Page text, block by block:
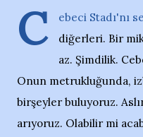
C
ebeci Stadı'nı
diğerleri. Bir
az. Şimdilik.
Onun metrukluğunda,
birşeyler buluyoruz.
arıyoruz. Olabilir mi